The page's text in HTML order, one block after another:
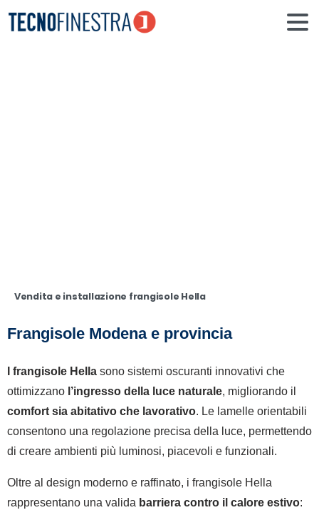
Vendita e installazione frangisole Hella
Frangisole Modena e provincia
I frangisole Hella sono sistemi oscuranti innovativi che
ottimizzano l’ingresso della luce naturale, migliorando il
comfort sia abitativo che lavorativo. Le lamelle orientabili
consentono una regolazione precisa della luce, permettendo
di creare ambienti più luminosi, piacevoli e funzionali.
Oltre al design moderno e raffinato, i frangisole Hella
rappresentano una valida barriera contro il calore estivo: